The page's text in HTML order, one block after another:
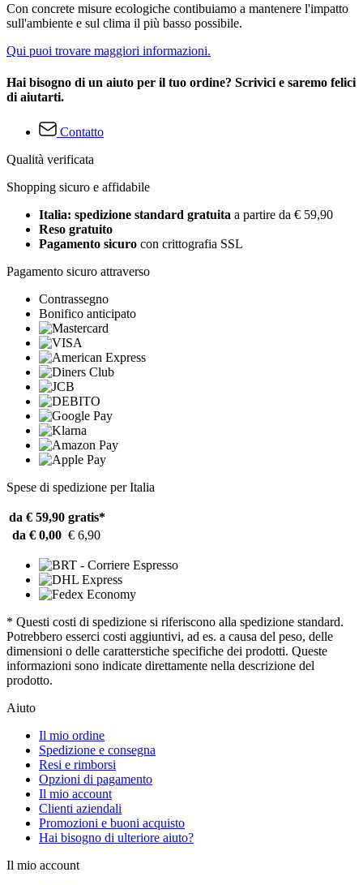
Con concrete misure ecologiche contibuiamo a mantenere l'impatto
sull'ambiente e sul clima il più basso possibile.
Qui puoi trovare maggiori informazioni.
Hai bisogno di un aiuto per il tuo ordine? Scrivici e saremo felici
di aiutarti.
Contatto
Qualità verificata
Shopping sicuro e affidabile
Italia: spedizione standard gratuita a partire da € 59,90
Reso gratuito
Pagamento sicuro con crittografia SSL
Pagamento sicuro attraverso
Contrassegno
Bonifico anticipato
Spese di spedizione per Italia
da € 59,90 gratis*
da € 0,00 € 6,90
* Questi costi di spedizione si riferiscono alla spedizione standard.
Potrebbero esserci costi aggiuntivi, ad es. a causa del peso, delle
dimensioni o delle caratterstiche specifiche dei prodotti. Queste
informazioni sono indicate direttamente nella descrizione del
prodotto.
Aiuto
Il mio ordine
Spedizione e consegna
Resi e rimborsi
Opzioni di pagamento
Il mio account
Clienti aziendali
Promozioni e buoni acquisto
Hai bisogno di ulteriore aiuto?
Il mio account